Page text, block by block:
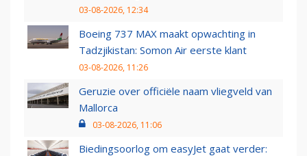
03-08-2026, 12:34
Boeing 737 MAX maakt opwachting in
Tadzjikistan: Somon Air eerste klant
03-08-2026, 11:26
Geruzie over officiële naam vliegveld van
Mallorca
03-08-2026, 11:06
Biedingsoorlog om easyJet gaat verder: